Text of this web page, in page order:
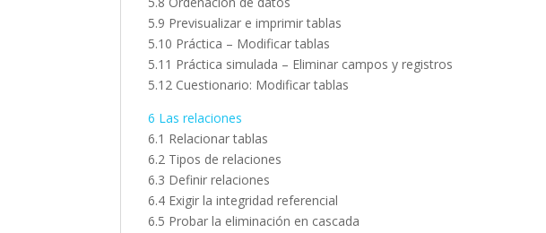
5.9 Previsualizar e imprimir tablas
5.10 Práctica – Modificar tablas
5.11 Práctica simulada – Eliminar campos y registros
5.12 Cuestionario: Modificar tablas
6 Las relaciones
6.1 Relacionar tablas
6.2 Tipos de relaciones
6.3 Definir relaciones
6.4 Exigir la integridad referencial
6.5 Probar la eliminación en cascada